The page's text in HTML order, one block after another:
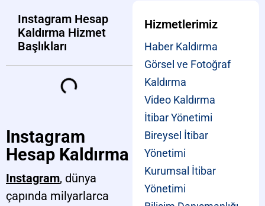
Instagram Hesap
Kaldırma Hizmet
Başlıkları
Instagram
Hesap Kaldırma
Instagram, dünya
çapında milyarlarca
Hizmetlerimiz
Haber Kaldırma
Görsel ve Fotoğraf
Kaldırma
Video Kaldırma
İtibar Yönetimi
Bireysel İtibar
Yönetimi
Kurumsal İtibar
Yönetimi